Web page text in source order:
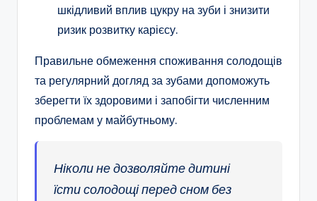
шкідливий вплив цукру на зуби і знизити
ризик розвитку карієсу.
Правильне обмеження споживання солодощів
та регулярний догляд за зубами допоможуть
зберегти їх здоровими і запобігти численним
проблемам у майбутньому.
Ніколи не дозволяйте дитині
їсти солодощі перед сном без